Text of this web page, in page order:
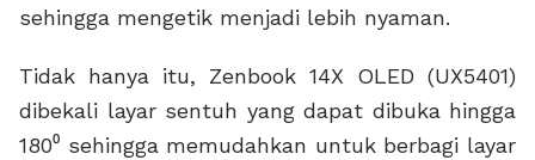
sehingga mengetik menjadi lebih nyaman.
Tidak hanya itu, Zenbook 14X OLED (UX5401)
dibekali layar sentuh yang dapat dibuka hingga
180⁰ sehingga memudahkan untuk berbagi layar